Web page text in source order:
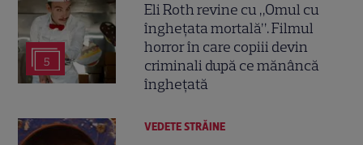
5
Eli Roth revine cu „Omul cu
înghețata mortală”. Filmul
horror în care copiii devin
criminali după ce mănâncă
înghețată
VEDETE STRĂINE